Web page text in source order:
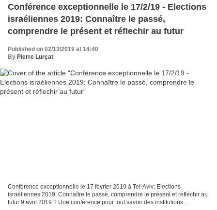
Conférence exceptionnelle le 17/2/19 - Elections
israéliennes 2019: Connaître le passé,
comprendre le présent et réflechir au futur
Published on 02/13/2019 at 14:40
By Pierre Lurçat
Conférence exceptionnelle le 17 février 2019 à Tel-Aviv: Elections
israéliennes 2019: Connaître le passé, comprendre le présent et réfléchir au
futur 9 avril 2019 ? Une conférence pour tout savoir des institutions